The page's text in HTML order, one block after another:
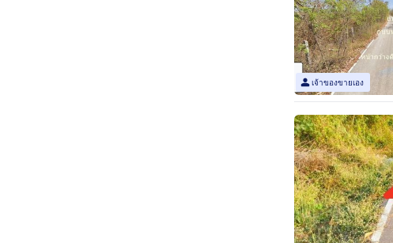
เจ้าของขายเอง